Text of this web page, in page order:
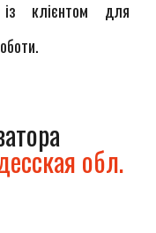
із клієнтом для
обл.